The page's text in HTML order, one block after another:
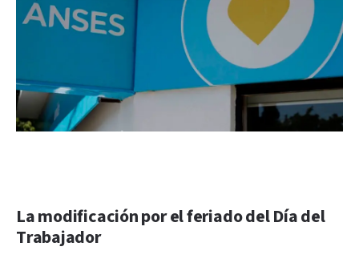
La modificación por el feriado del Día del
Trabajador